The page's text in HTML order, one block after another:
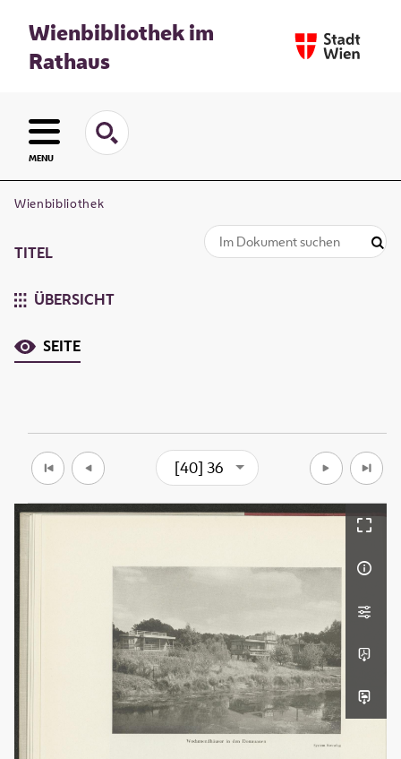
Wienbibliothek im
Rathaus
MENU
Wienbibliothek
TITEL
ÜBERSICHT
SEITE
[40] 36